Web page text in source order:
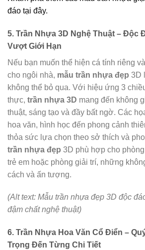
đáo tại đây.
5. Trần Nhựa 3D Nghệ Thuật – Độc
Vượt Giới Hạn
Nếu bạn muốn thể hiện cá tính riêng
cho ngôi nhà, mẫu trần nhựa đẹp 3D
không thể bỏ qua. Với hiệu ứng 3
thực, trần nhựa 3D mang đến không
thuật, sáng tạo và đầy bất ngờ. Các
hoa văn, hình học đến phong cảnh
thỏa sức lựa chọn theo sở thích và
trần nhựa đẹp 3D phù hợp cho
trẻ em hoặc phòng giải trí, những
cách và ấn tượng.
(Alt text: Mẫu trần nhựa đẹp 3D độc
đậm chất nghệ thuật)
6. Trần Nhựa Hoa Văn Cổ Điển –
Trọng Đến Từng Chi Tiết